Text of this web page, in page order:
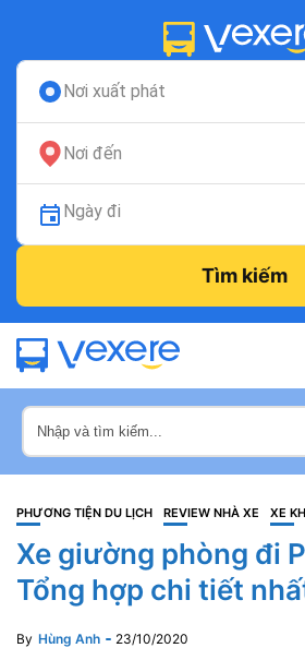
Nơi xuất phát
Nơi đến
Ngày đi
Tìm kiếm
PHƯƠNG TIỆN DU LỊCH REVIEW NHÀ XE XE
Xe giường phòng đi
Tổng hợp chi tiết
By Hùng Anh 23/10/2020